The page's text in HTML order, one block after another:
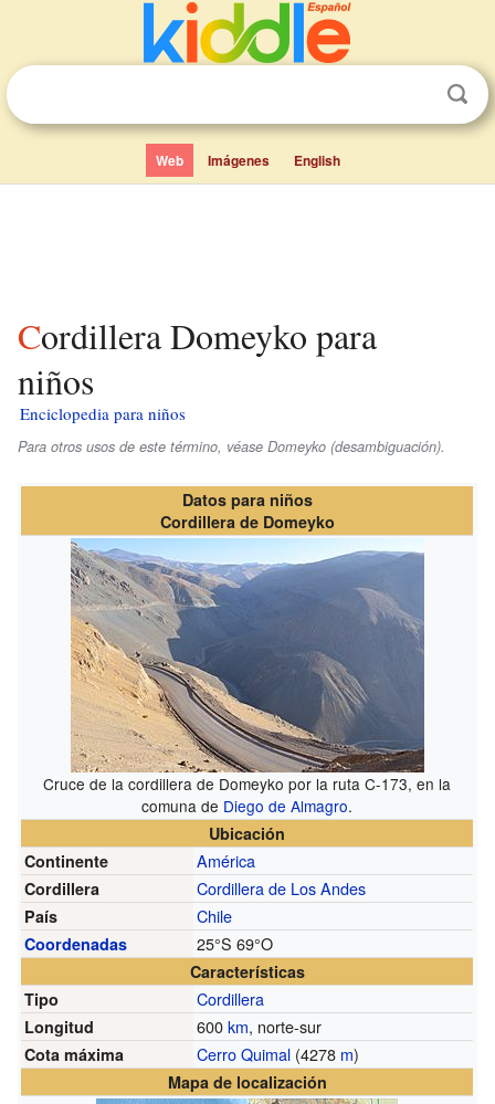
Web Imágenes English
Cordillera Domeyko para
niños
Enciclopedia para niños
Para otros usos de este término, véase Domeyko (desambiguación).
Datos para niños
Cordillera de Domeyko
Cruce de la cordillera de Domeyko por la ruta C-173, en la
comuna de Diego de Almagro.
Ubicación
Continente
América
Cordillera Cordillera de Los Andes
País Chile
Coordenadas 25°S 69°O
Características
Tipo
Cordillera
Longitud 600km, norte-sur
Cota máxima Cerro Quimal (4278 m)
Mapa de localización